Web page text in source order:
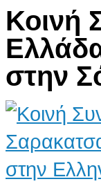
Κοινή
στην